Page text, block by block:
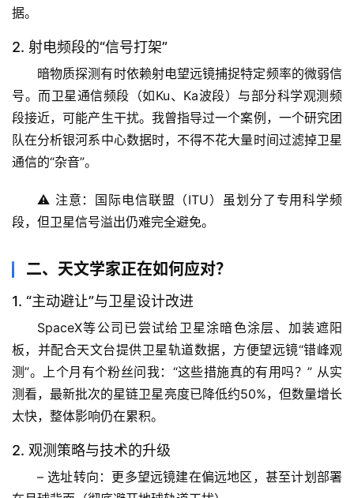
页
专
题
表
据。
2. 射电频段的“信号打架”
暗物质探测有时依赖射电望远镜捕捉特定频率的微弱信
号。而卫星通信频段（如Ku、Ka波段）与部分科学观测频
段接近，可能产生干扰。 我曾指导过一个案例 ，一个研究团
队在分析银河系中心数据时，不得不花大量时间过滤掉卫星
通信的“杂音”。
⚠️ 注意：国际电信联盟（ITU）虽划分了专用科学频
段，但卫星信号溢出仍难完全避免。
二、天文学家正在如何应对？
1. “主动避让”与卫星设计改进
SpaceX等公司已尝试给卫星涂暗色涂层、加装遮阳
板，并配合天文台提供卫星轨道数据，方便望远镜“错峰观
测”。 上个月有个粉丝问我：“这些措施真的有用吗？” 从实
测看，最新批次的星链卫星亮度已降低约50%，但数量增长
太快，整体影响仍在累积。
2. 观测策略与技术的升级
– 选址转向 ：更多望远镜建在偏远地区，甚至计划部署